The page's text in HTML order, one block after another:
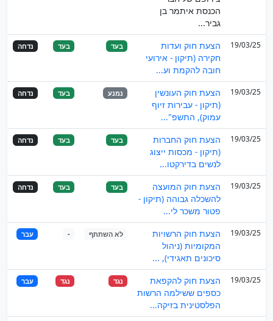
הכנסת איתמר בן
גביר...
19/03/25
הצעת חוק ועדות
חקירה (תיקון - אירועי
חובה להקמת וע...
בעד בעד נדחה
19/03/25
הצעת חוק העונשין
(תיקון - עבירות זיוף
עמוק), התשפ"...
נמנע בעד נדחה
19/03/25
הצעת חוק החברות
(תיקון - מכסות ייצוג
לנשים בדירקטו...
בעד בעד נדחה
19/03/25
הצעת חוק המועצה
להשכלה גבוהה (תיקון -
פטור משכר לי...
בעד בעד נדחה
19/03/25
הצעת חוק הרשויות
המקומיות (ניהול
סיכונים תאגידי), ...
לא השתתף - עבר
19/03/25
הצעת חוק להקפאת
כספים ששילמה הרשות
הפלסטינית בזיקה...
נגד נגד עבר